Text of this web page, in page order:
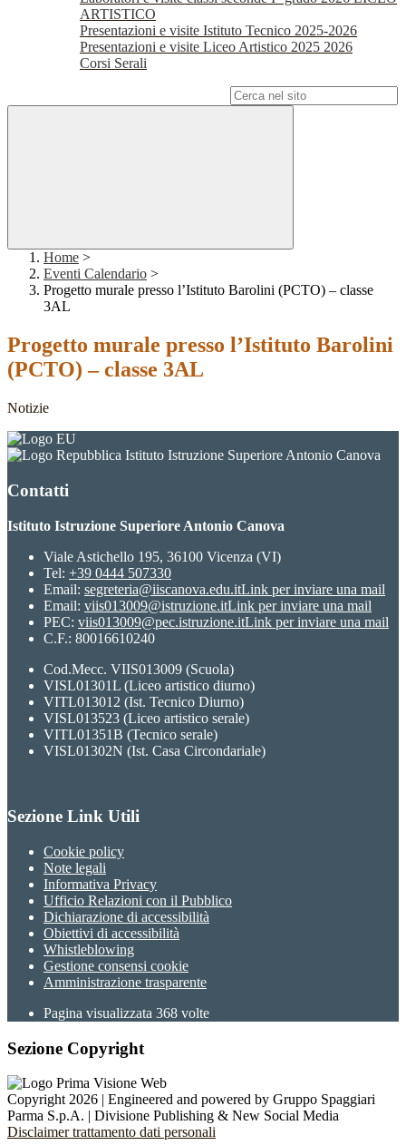
ARTISTICO
Presentazioni e visite Istituto Tecnico 2025-2026
Presentazioni e visite Liceo Artistico 2025 2026
Corsi Serali
Home >
Eventi Calendario >
Progetto murale presso l’Istituto Barolini (PCTO) – classe
3AL
Progetto murale presso l’Istituto Barolini
(PCTO) – classe 3AL
Notizie
Istituto Istruzione Superiore Antonio Canova
Contatti
Istituto Istruzione Superiore Antonio Canova
Viale Astichello 195, 36100 Vicenza (VI)
Tel: +39 0444 507330
Email: segreteria@iiscanova.edu.itLink per inviare una mail
Email: viis013009@istruzione.itLink per inviare una mail
PEC: viis013009@pec.istruzione.itLink per inviare una mail
C.F.: 80016610240
Cod.Mecc. VIIS013009 (Scuola)
VISL01301L (Liceo artistico diurno)
VITL013012 (Ist. Tecnico Diurno)
VISL013523 (Liceo artistico serale)
VITL01351B (Tecnico serale)
VISL01302N (Ist. Casa Circondariale)
Sezione Link Utili
Cookie policy
Note legali
Informativa Privacy
Ufficio Relazioni con il Pubblico
Dichiarazione di accessibilità
Obiettivi di accessibilità
Whistleblowing
Gestione consensi cookie
Amministrazione trasparente
Pagina visualizzata 368 volte
Sezione Copyright
Copyright 2026 | Engineered and powered by Gruppo Spaggiari
Parma S.p.A. | Divisione Publishing & New Social Media
Disclaimer trattamento dati personali